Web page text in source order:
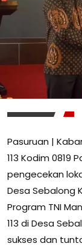
Pasuruan |
113 Kodim 0819
pengecekan
Desa Sebalong
Program TNI
113 di Desa
sukses dan